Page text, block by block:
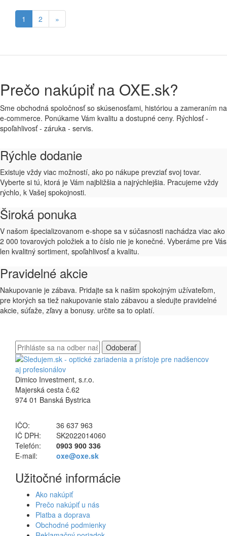
1 2 »
Prečo nakúpiť na OXE.sk?
Sme obchodná spoločnosť so skúsenosťami, históriou a zameraním na
e-commerce. Ponúkame Vám kvalitu a dostupné ceny. Rýchlosť -
spoľahlivosť - záruka - servis.
Rýchle dodanie
Existuje vždy viac možností, ako po nákupe prevziať svoj tovar.
Vyberte si tú, ktorá je Vám najbližšia a najrýchlejšia. Pracujeme vždy
rýchlo, k Vašej spokojnosti.
Široká ponuka
V našom špecializovanom e-shope sa v súčasnosti nachádza viac ako
2 000 tovarových položiek a to číslo nie je konečné. Vyberáme pre Vás
len kvalitný sortiment, spoľahlivosť a kvalitu.
Pravidelné akcie
Nakupovanie je zábava. Pridajte sa k našim spokojným užívateľom,
pre ktorých sa tiež nakupovanie stalo zábavou a sledujte pravidelné
akcie, súťaže, zľavy a bonusy. určite sa to oplatí.
Odoberať
Dimico Investment, s.r.o.
Majerská cesta č.62
974 01 Banská Bystrica
IČO:
36 637 963
IČ DPH:
SK2022014060
Telefón:
0903 900 336
E-mail:
oxe@oxe.sk
Užitočné informácie
Ako nakúpiť
Prečo nakúpiť u nás
Platba a doprava
Obchodné podmienky